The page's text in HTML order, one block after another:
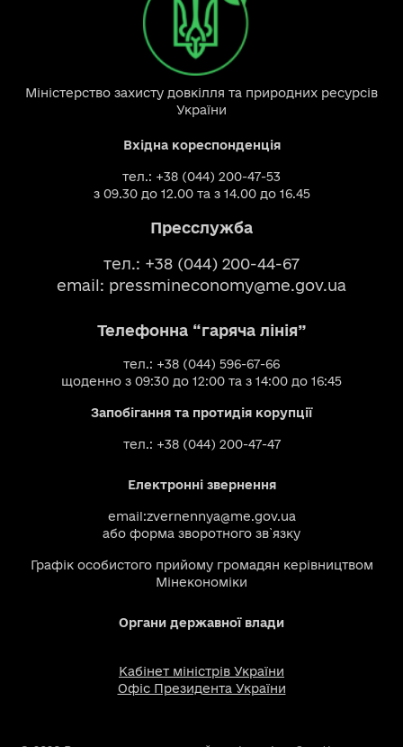
Міністерство захисту довкілля та природних ресурсів
України
Вхідна кореспонденція
тел.: +38 (044) 200-47-53
з 09.30 до 12.00 та з 14.00 до 16.45
Пресслужба
тел.: +38 (044) 200-44-67
email: pressmineconomy@me.gov.ua
Телефонна “гаряча лінія”
тел.: +38 (044) 596-67-66
щоденно з 09:30 до 12:00 та з 14:00 до 16:45
Запобігання та протидія корупції
тел.: +38 (044) 200-47-47
Електронні звернення
email:zvernennya@me.gov.ua
або форма зворотного зв`язку
Графік особистого прийому громадян керівництвом
Мінекономіки
Органи державної влади
Кабінет міністрів України
Офіс Президента України